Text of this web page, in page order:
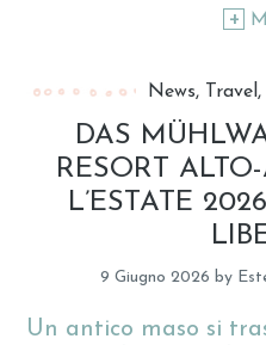
News Travel
DAS
RESORT
L’ESTATE
9 Giugno 2026 by
Un antico maso si